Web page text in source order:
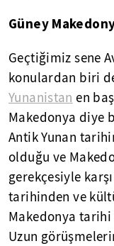
Güney
Geçtiğimiz sene
konulardan biri
Yunanistan en
Makedonya diye
Antik Yunan
olduğu ve
gerekçesiyle
tarihinden ve
Makedonya
Uzun